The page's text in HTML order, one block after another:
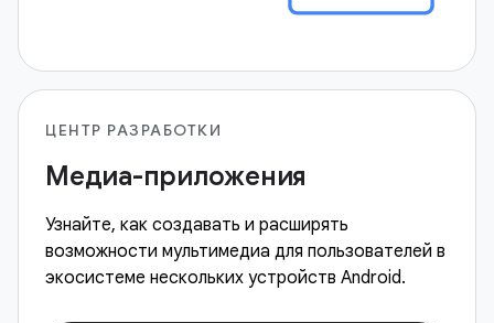
ЦЕНТР РАЗРАБОТКИ
Медиа-приложения
Узнайте, как создавать и расширять
возможности мультимедиа для пользователей в
экосистеме нескольких устройств Android.